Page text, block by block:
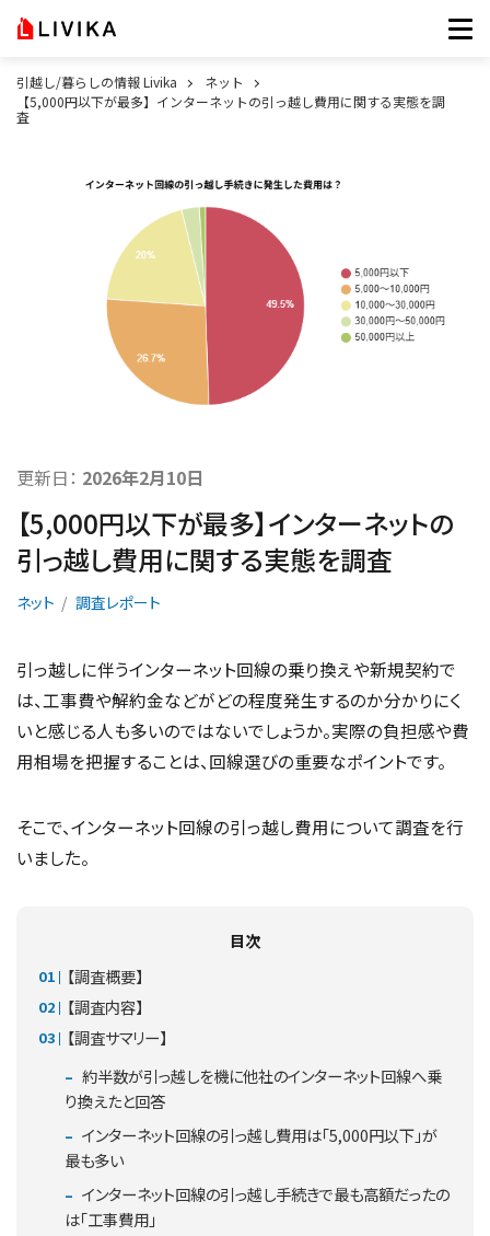
引越し/暮らしの情報 Livika
ネット
【5,000円以下が最多】インターネットの引っ越し費用に関する実態を調
査
更新日： 2026年2月10日
【5,000円以下が最多】インターネットの
引っ越し費用に関する実態を調査
ネット 調査レポート
引っ越しに伴うインターネット回線の乗り換えや新規契約で
は、工事費や解約金などがどの程度発生するのか分かりにく
いと感じる人も多いのではないでしょうか。実際の負担感や費
用相場を把握することは、回線選びの重要なポイントです。
そこで、インターネット回線の引っ越し費用について調査を行
いました。
目次
【調査概要】
【調査内容】
【調査サマリー】
約半数が引っ越しを機に他社のインターネット回線へ乗
り換えたと回答
インターネット回線の引っ越し費用は「5,000円以下」が
最も多い
インターネット回線の引っ越し手続きで最も高額だったの
は「工事費用」